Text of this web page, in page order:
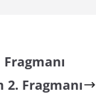
2. Fragmanı